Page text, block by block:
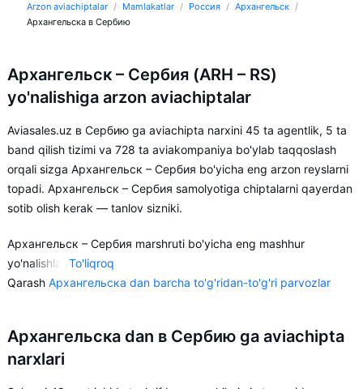
Arzon aviachiptalar Mamlakatlar Россия
Архангельск
Архангельска в Сербию
Архангельск – Сербия (ARH – RS)
yo'nalishiga arzon aviachiptalar
Aviasales.uz в Сербию ga aviachipta narxini 45 ta agentlik, 5 ta
band qilish tizimi va 728 ta aviakompaniya bo'ylab taqqoslash
orqali sizga Архангельск – Сербия bo'yicha eng arzon reyslarni
topadi. Архангельск – Сербия samolyotiga chiptalarni qayerdan
sotib olish kerak — tanlov sizniki.
Архангельск – Сербия marshruti bo'yicha eng mashhur
yo'nalishlar: To'liqroq
Aviasales.uz reysdagi o'z xohishingiz va moliyaviy
imkoniyatlaringizga mos keladigan shart-sharoitlarni tanlashingiz
Qarash Архангельска dan barcha to'g'ridan-to'g'ri parvozlar
Архангельска dan в Сербию ga aviachipta
narxlari